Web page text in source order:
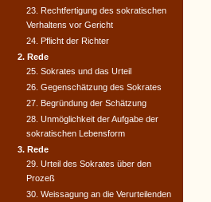
23. Rechtfertigung des sokratischen
Verhaltens vor Gericht
24. Pflicht der Richter
2. Rede
25. Sokrates und das Urteil
26. Gegenschätzung des Sokrates
27. Begründung der Schätzung
28. Unmöglichkeit der Aufgabe der
sokratischen Lebensform
3. Rede
29. Urteil des Sokrates über den
Prozeß
30. Weissagung an die Verurteilenden